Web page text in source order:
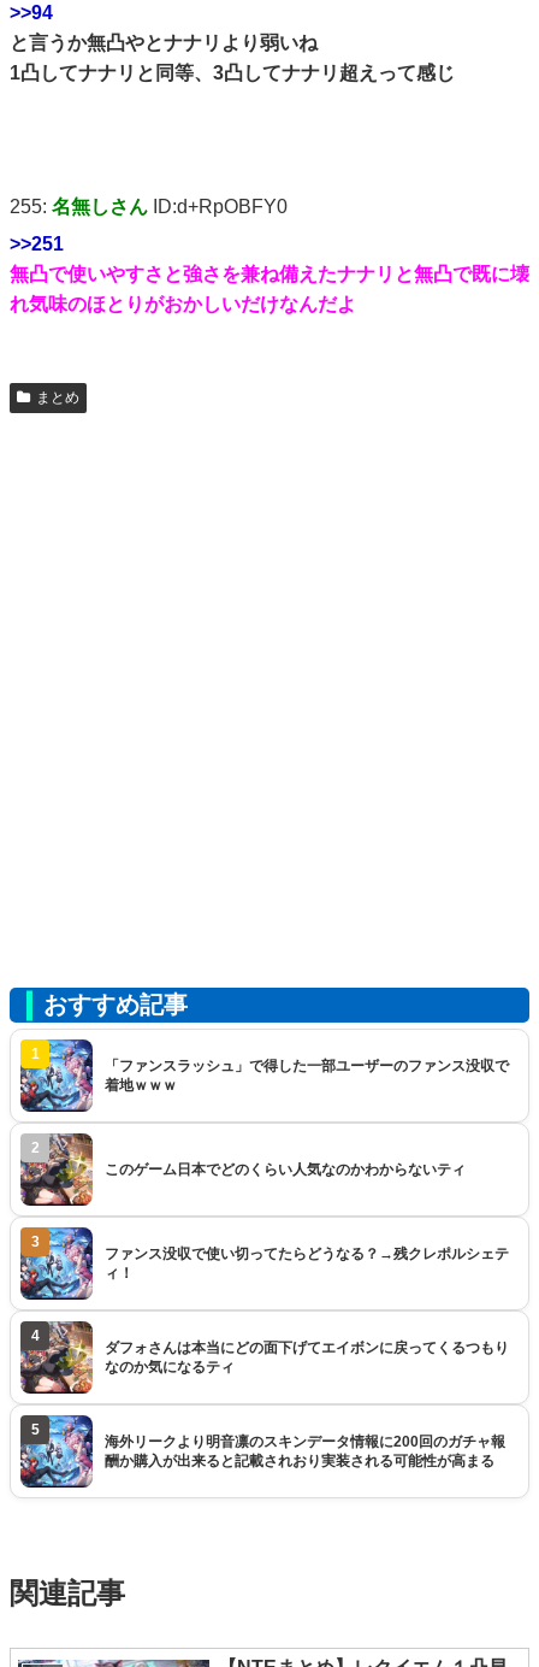
>>94
と言うか無凸やとナナリより弱いね
1凸してナナリと同等、3凸してナナリ超えって感じ
255: 名無しさん ID:d+RpOBFY0
>>251
無凸で使いやすさと強さを兼ね備えたナナリと無凸で既に壊
れ気味のほとりがおかしいだけなんだよ
まとめ
おすすめ記事
1
「ファンスラッシュ」で得した一部ユーザーのファンス没収で
着地ｗｗｗ
2
このゲーム日本でどのくらい人気なのかわからないティ
3
ファンス没収で使い切ってたらどうなる？→残クレポルシェテ
ィ！
4
ダフォさんは本当にどの面下げてエイボンに戻ってくるつもり
なのか気になるティ
5
海外リークより明音凛のスキンデータ情報に200回のガチャ報
酬か購入が出来ると記載されおり実装される可能性が高まる
関連記事